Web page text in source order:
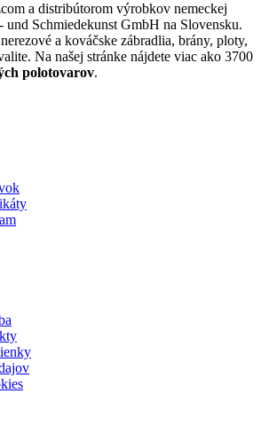
a distribútorom výrobkov nemeckej
Schmiedekunst GmbH na Slovensku.
a kováčske zábradlia, brány, ploty,
Na našej stránke nájdete viac ako 3700
polotovarov.